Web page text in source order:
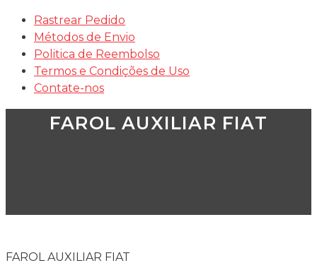
Rastrear Pedido
Métodos de Envio
Politica de Reembolso
Termos e Condições de Uso
Contate-nos
FAROL AUXILIAR FIAT
FAROL AUXILIAR FIAT